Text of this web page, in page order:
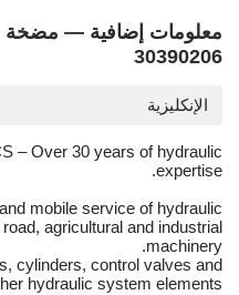
30390206
الإنكليزية
– Over 30 years of hydraulic
expertise.
mobile service of hydraulic
agricultural and industrial
machinery.
cylinders, control valves and
hydraulic system elements.